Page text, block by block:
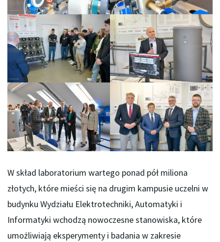
W skład laboratorium wartego ponad pół miliona
złotych, które mieści się na drugim kampusie uczelni w
budynku Wydziału Elektrotechniki, Automatyki i
Informatyki wchodzą nowoczesne stanowiska, które
umożliwiają eksperymenty i badania w zakresie